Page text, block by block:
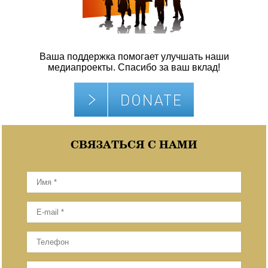
Ваша поддержка помогает улучшать наши
медиапроекты. Спасибо за ваш вклад!
СВЯЗАТЬСЯ С НАМИ